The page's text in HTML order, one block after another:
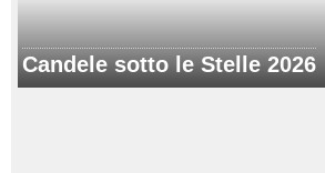
Candele sotto le Stelle 2026